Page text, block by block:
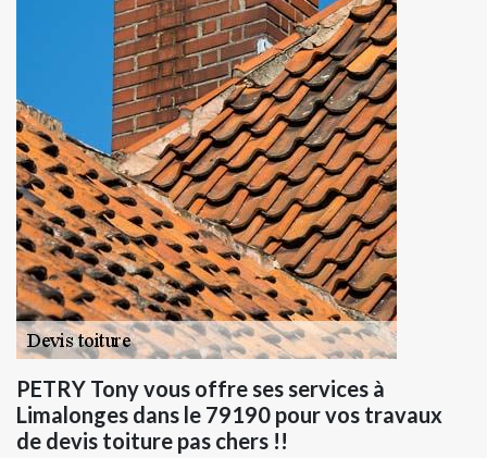
PETRY Tony vous offre ses services à
Limalonges dans le 79190 pour vos travaux
de devis toiture pas chers !!